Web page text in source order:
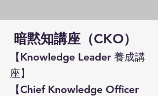
暗黙知講座（CKO）
【Knowledge Leader 養成講
座】
【Chief Knowledge Officer